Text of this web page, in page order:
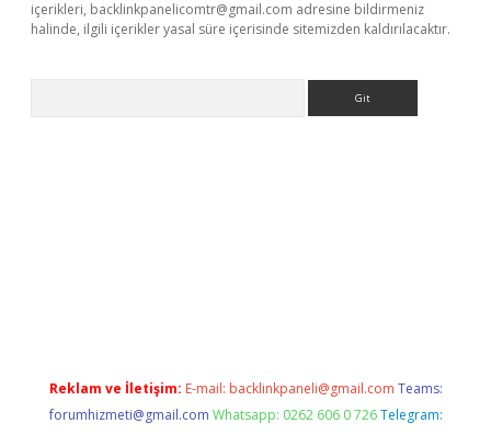
içerikleri, backlinkpanelicomtr@gmail.com adresine bildirmeniz
halinde, ilgili içerikler yasal süre içerisinde sitemizden kaldırılacaktır.
Reklam ve İletişim: E-mail: backlinkpaneli@gmail.com Teams:
forumhizmeti@gmail.com Whatsapp: 0262 606 0 726 Telegram: